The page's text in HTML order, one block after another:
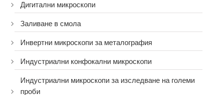
Дигитални микроскопи
Заливане в смола
Инвертни микроскопи за металография
Индустриални конфокални микроскопи
Индустриални микроскопи за изследване на големи
проби